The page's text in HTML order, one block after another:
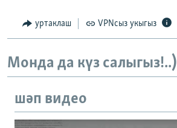
уртаклаш VPNсыз укыгыз
Монда да күз салыгыз!..)
шәп видео